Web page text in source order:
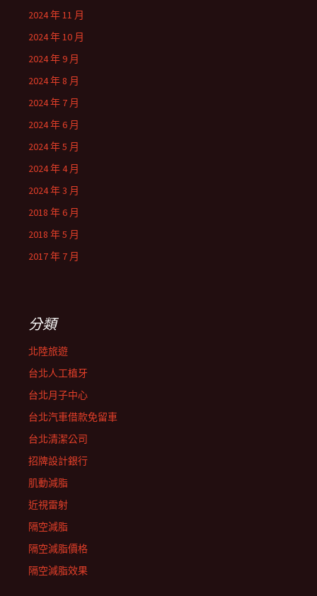
2024 年 11 月
2024 年 10 月
2024 年 9 月
2024 年 8 月
2024 年 7 月
2024 年 6 月
2024 年 5 月
2024 年 4 月
2024 年 3 月
2018 年 6 月
2018 年 5 月
2017 年 7 月
分類
北陸旅遊
台北人工植牙
台北月子中心
台北汽車借款免留車
台北清潔公司
招牌設計銀行
肌動減脂
近視雷射
隔空減脂
隔空減脂價格
隔空減脂效果